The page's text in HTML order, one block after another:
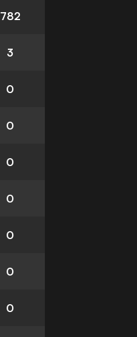
782
3
0
0
0
0
0
0
0